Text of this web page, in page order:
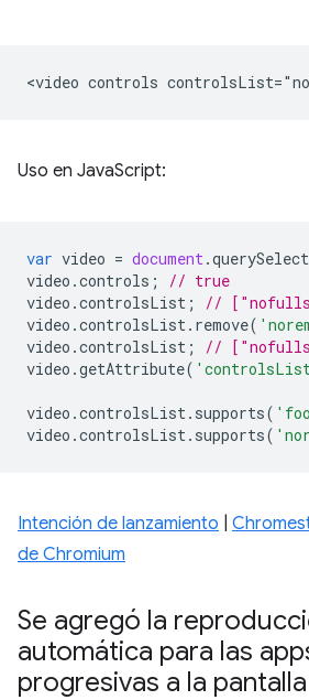
Uso en JavaScript:
var video = document .
video .controls ;
// true
video .controlsList ;
//
video .controlsList . remove(
video .controlsList ;
//
video .getAttribute(
video .controlsList . supports(
video .controlsList . supports(
Intención de lanzamiento
de Chromium
Se agregó la
automática para las
progresivas a la